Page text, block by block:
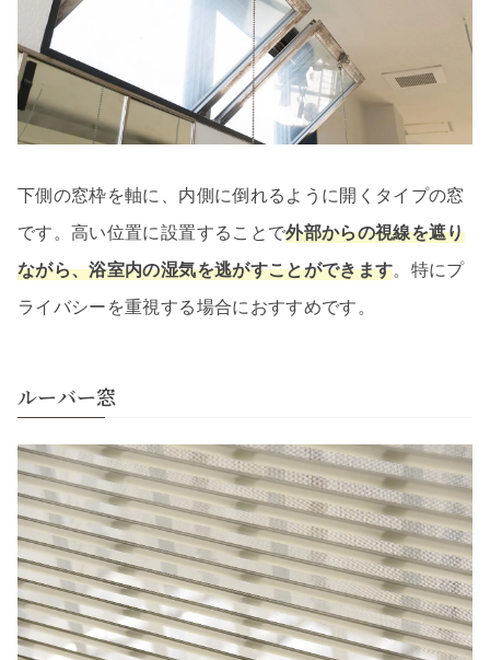
下側の窓枠を軸に、内側に倒れるように開くタイプの窓
です。高い位置に設置することで外部からの視線を遮り
ながら、浴室内の湿気を逃がすことができます。特にプ
ライバシーを重視する場合におすすめです。
ルーバー窓